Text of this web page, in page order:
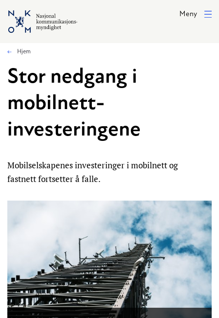
Hopp til hovedinnhold
Meny
Hjem
Stor nedgang i
mobilnett-
investeringene
Mobilselskapenes investeringer i mobilnett og
fastnett fortsetter å falle.